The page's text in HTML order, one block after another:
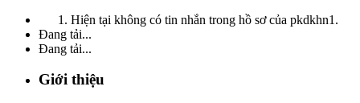
Hiện tại không có tin nhắn trong hồ sơ của pkdkhn1.
Đang tải...
Đang tải...
Giới thiệu